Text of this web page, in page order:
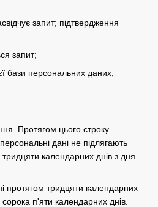
запит; підтвердження
запит;
бази персональних даних;
Протягом цього строку
дані не підлягають
календарних днів з дня
протягом тридцяти календарних
п'яти календарних днів.